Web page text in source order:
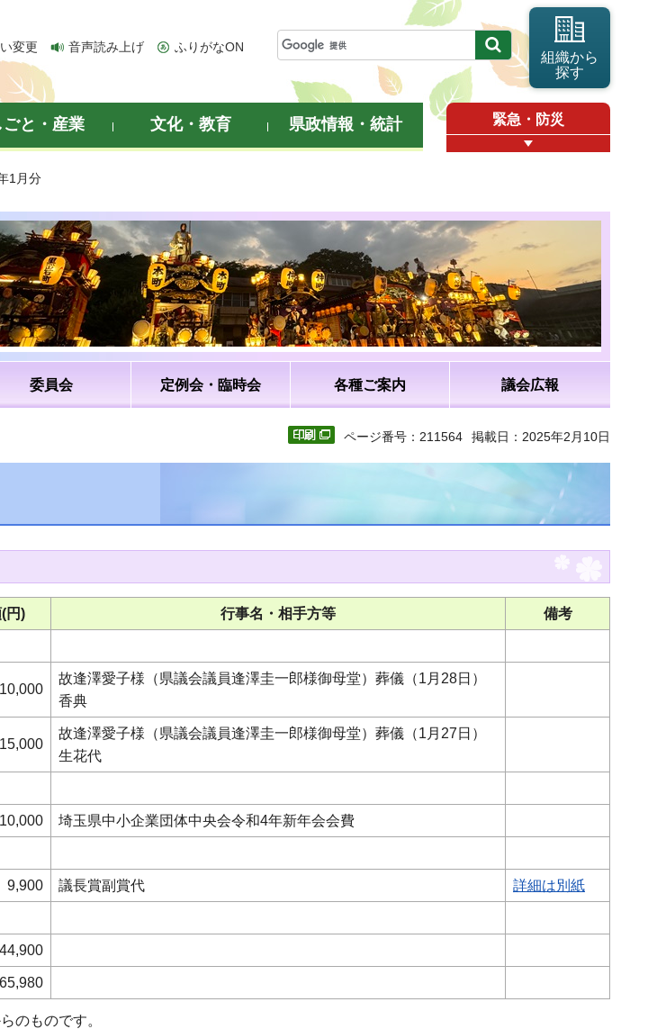
変更 音声読み上げ ふりがなON
組織から
探す
ごと・産業 文化・教育 県政情報・統計 緊急・防災
1月分
委員会 定例会・臨時会 各種ご案内 議会広報
ページ番号：211564 掲載日：2025年2月10日
円) 行事名・相手方等 備考
10,000
故逢澤愛子様（県議会議員逢澤圭一郎様御母堂）葬儀（1月28日）
香典
15,000
故逢澤愛子様（県議会議員逢澤圭一郎様御母堂）葬儀（1月27日）
生花代
10,000 埼玉県中小企業団体中央会令和4年新年会会費
9,900 議長賞副賞代 詳細は別紙
44,900
のものです。